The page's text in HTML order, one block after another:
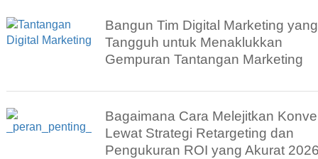
Bangun Tim Digital Marketing yang
Tangguh untuk Menaklukkan
Gempuran Tantangan Marketing
Bagaimana Cara Melejitkan
Lewat Strategi Retargeting dan
Pengukuran ROI yang Akurat